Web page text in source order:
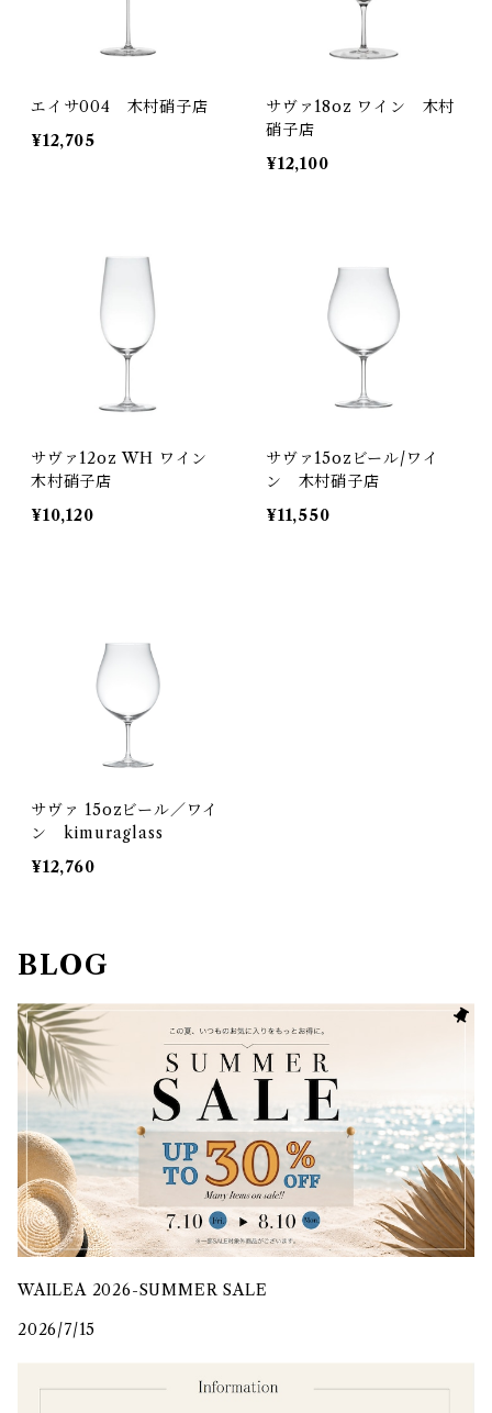
エイサ004 木村硝子店
¥12,705
サヴァ18oz ワイン 木村
硝子店
¥12,100
サヴァ12oz WH ワイン
木村硝子店
¥10,120
サヴァ15ozビール/ワイ
ン 木村硝子店
¥11,550
サヴァ 15ozビール／ワイ
ン kimuraglass
¥12,760
BLOG
WAILEA 2026-SUMMER SALE
2026/7/15